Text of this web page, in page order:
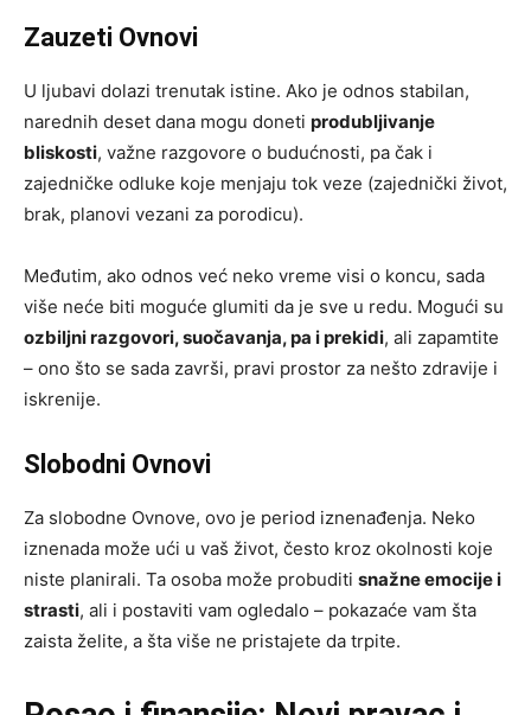
Zauzeti Ovnovi
U ljubavi dolazi trenutak istine. Ako je odnos stabilan,
narednih deset dana mogu doneti produbljivanje
bliskosti, važne razgovore o budućnosti, pa čak i
zajedničke odluke koje menjaju tok veze (zajednički život,
brak, planovi vezani za porodicu).
Međutim, ako odnos već neko vreme visi o koncu, sada
više neće biti moguće glumiti da je sve u redu. Mogući su
ozbiljni razgovori, suočavanja, pa i prekidi, ali zapamtite
– ono što se sada završi, pravi prostor za nešto zdravije i
iskrenije.
Slobodni Ovnovi
Za slobodne Ovnovе, ovo je period iznenađenja. Neko
iznenada može ući u vaš život, često kroz okolnosti koje
niste planirali. Ta osoba može probuditi snažne emocije i
strasti, ali i postaviti vam ogledalo – pokazaće vam šta
zaista želite, a šta više ne pristajete da trpite.